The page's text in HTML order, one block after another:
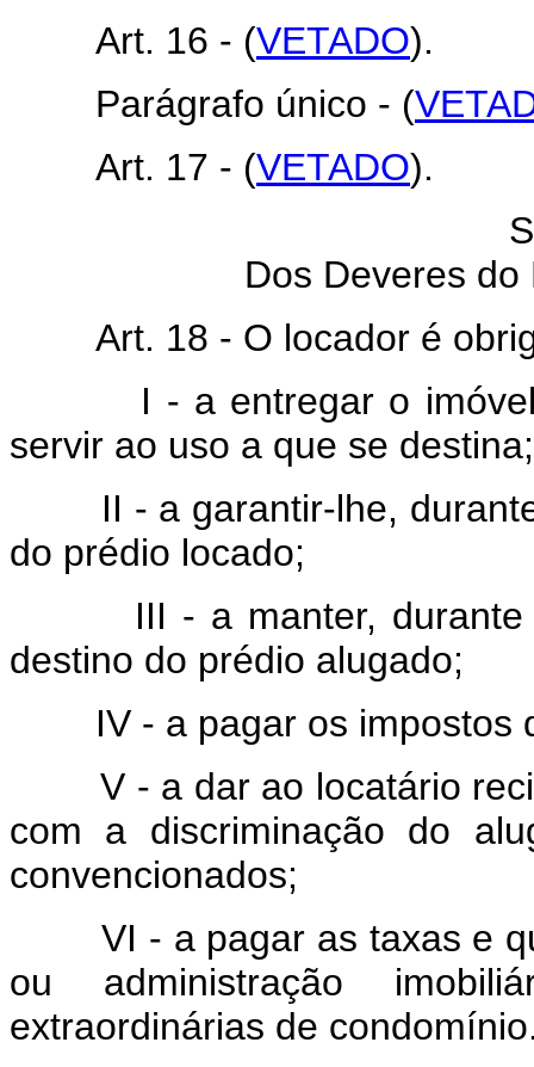
Art. 16 - (VETADO).
Parágrafo único - (
Art. 17 - (VETADO).
Dos Deveres
Art. 18 - O locador é
I - a entregar o imóvel
servir ao uso a que se destina;
II - a garantir-lhe, durante
do prédio locado;
III - a manter, durante o
destino do prédio alugado;
IV - a pagar os impostos
V - a dar ao locatário
com a discriminação do
convencionados;
VI - a pagar as taxas e
ou administração
extraordinárias de